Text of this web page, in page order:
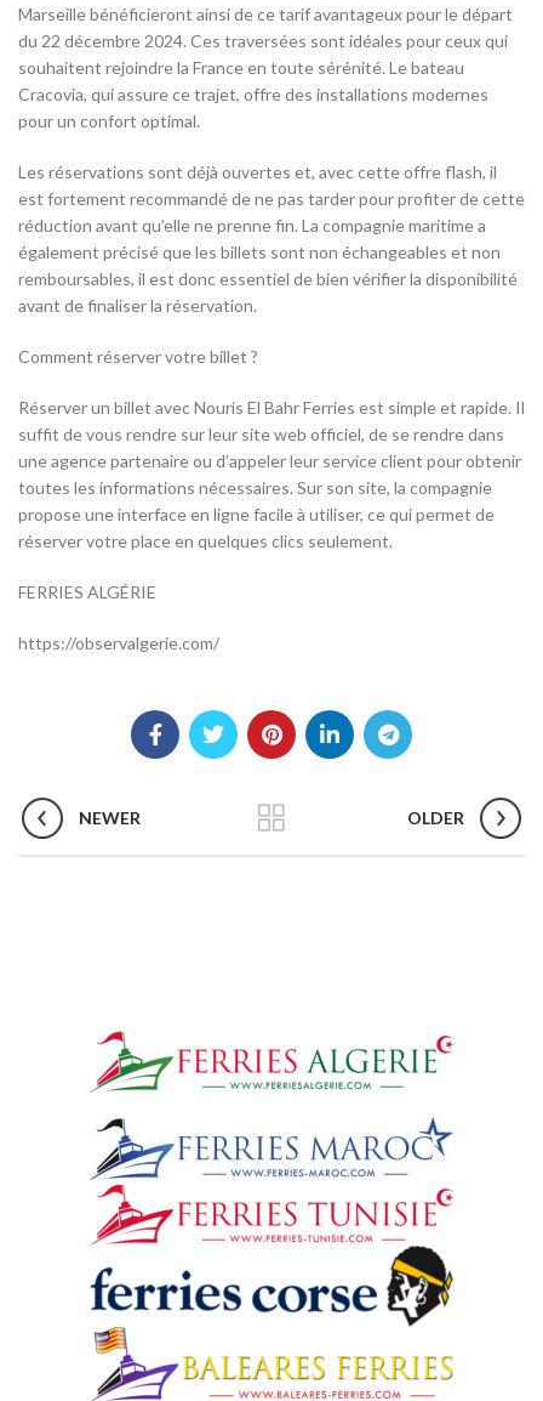
Marseille bénéficieront ainsi de ce tarif avantageux pour le départ
du 22 décembre 2024. Ces traversées sont idéales pour ceux qui
souhaitent rejoindre la France en toute sérénité. Le bateau
Cracovia, qui assure ce trajet, offre des installations modernes
pour un confort optimal.
Les réservations sont déjà ouvertes et, avec cette offre flash, il
est fortement recommandé de ne pas tarder pour profiter de cette
réduction avant qu’elle ne prenne fin. La compagnie maritime a
également précisé que les billets sont non échangeables et non
remboursables, il est donc essentiel de bien vérifier la disponibilité
avant de finaliser la réservation.
Comment réserver votre billet ?
Réserver un billet avec Nouris El Bahr Ferries est simple et rapide. Il
suffit de vous rendre sur leur site web officiel, de se rendre dans
une agence partenaire ou d’appeler leur service client pour obtenir
toutes les informations nécessaires. Sur son site, la compagnie
propose une interface en ligne facile à utiliser, ce qui permet de
réserver votre place en quelques clics seulement.
FERRIES ALGÉRIE
https://observalgerie.com/
NEWER OLDER